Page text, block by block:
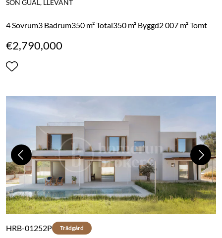
SON GUAL, LLEVANT
4 Sovrum3 Badrum350 m² Total350 m² Byggd2 007 m² Tomt
€2,790,000
Previous Next
HRB-01252P Trädgård